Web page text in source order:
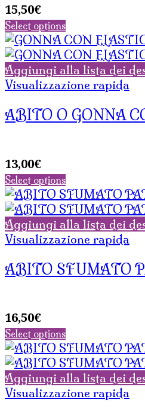
15,50€
Select options
Aggiungi alla lista dei
Visualizzazione rapida
ABITO O GONNA
13,00€
Select options
Aggiungi alla lista dei
Visualizzazione rapida
ABITO SFUMATO
16,50€
Select options
Aggiungi alla lista dei
Visualizzazione rapida